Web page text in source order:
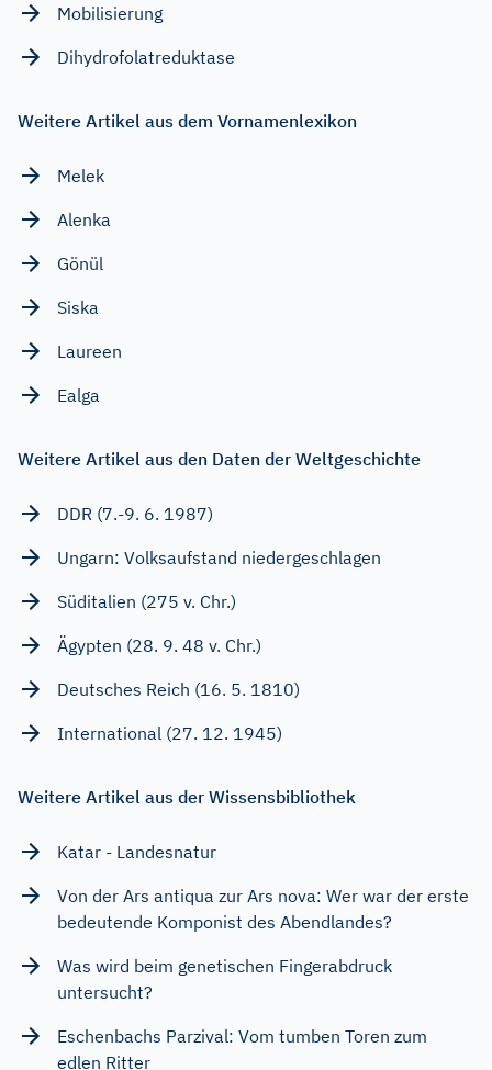
Mobilisierung
Dihydrofolatreduktase
Weitere Artikel aus dem Vornamenlexikon
Melek
Alenka
Gönül
Siska
Laureen
Ealga
Weitere Artikel aus den Daten der Weltgeschichte
DDR (7.-9. 6. 1987)
Ungarn: Volksaufstand niedergeschlagen
Süditalien (275 v. Chr.)
Ägypten (28. 9. 48 v. Chr.)
Deutsches Reich (16. 5. 1810)
International (27. 12. 1945)
Weitere Artikel aus der Wissensbibliothek
Katar - Landesnatur
Von der Ars antiqua zur Ars nova: Wer war der erste
bedeutende Komponist des Abendlandes?
Was wird beim genetischen Fingerabdruck
untersucht?
Eschenbachs Parzival: Vom tumben Toren zum
edlen Ritter